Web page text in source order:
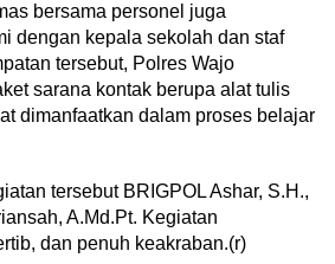
bersama personel juga
dengan kepala sekolah dan staf
tersebut, Polres Wajo
sarana kontak berupa alat tulis
dimanfaatkan dalam proses belajar
tersebut BRIGPOL Ashar, S.H.,
A.Md.Pt. Kegiatan
dan penuh keakraban.(r)